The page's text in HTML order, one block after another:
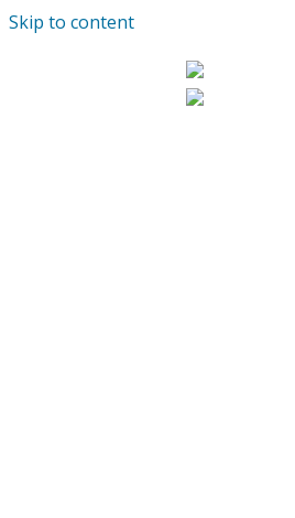
Skip to content